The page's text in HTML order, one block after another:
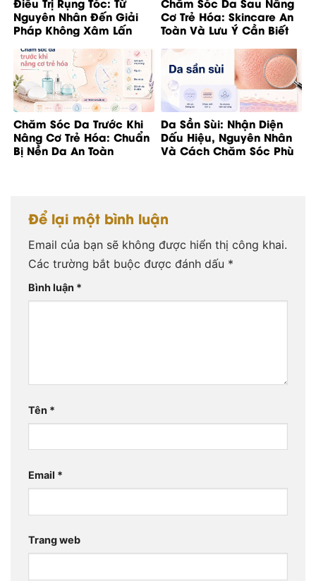
Nguyên Nhân Đến Giải
Pháp Không Xâm Lấn
Cơ Trẻ Hóa: Skincare An
Toàn Và Lưu Ý Cần Biết
Chăm Sóc Da Trước Khi
Nâng Cơ Trẻ Hóa: Chuẩn
Bị Nền Da An Toàn
Da Sần Sùi: Nhận Diện
Dấu Hiệu, Nguyên Nhân
Và Cách Chăm Sóc Phù
Để lại một bình luận
Email của bạn sẽ không được hiển thị công khai.
Các trường bắt buộc được đánh dấu *
Bình luận *
Tên *
Email *
Trang web